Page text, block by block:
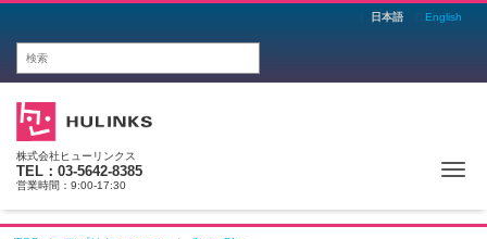
日本語 English
株式会社ヒューリンクス
TEL：03-5642-8385
営業時間：9:00-17:30